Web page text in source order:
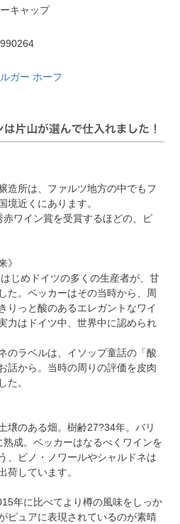
キャップ
ガー ホーフ
造所は、ファルツ地方の中でもフ
境近くにあります。
ワイン賞を受賞するほどの、ピ
》
じめドイツの多くの生産者が、甘
た。ベッカーはその当時から、周
りっと酸のあるエレガントなワイ
力はドイツ中、世界中に認められ
のラベルは、イソップ童話の「酸
話から。当時の周りの評価を皮肉
た。
壌のある畑。樹齢27?34年。バリ
成。ベッカーはなるべくワインを
、ピノ・ノワールやシャルドネは
荷しています。
年に比べてより樽の風味をしっか
ピュアに表現されているのが素晴